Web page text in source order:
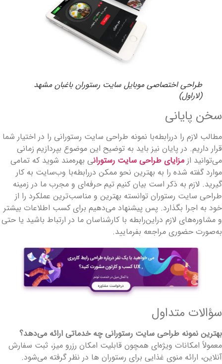
طراحی اختصاصی موبایل سایت رستوران باغبان مشهد
(لاراول)
سخن پایانی
مطالب لازم را دررابطه‌با نمونه طراحی سایت رستورانی را در اختیار شما
قرار داریم. در پایان نیز باید به توضیح این موضوع بپردازیم زمانی
می‌توانید از مزایای طراحی سایت رستورانی بهره‌مند شوید که تمامی
موارد گفته شده را به بهترین نحو ممکن دررابطه‌با وب‌سایت به کار
گیرید. لازم به ذکر است بیان کنیم تیم حرفه‌ای و مجرب ما در زمینه
طراحی سایت رستوران توانسته بهترین و مناسب‌ترین عملکرد را از
خود به اجرا بگذارد. پس پیشنهاد می‌دهیم برای کسب اطلاعات بیشتر
و مشاوره‌های لازم دراین‌رابطه با کارشناسان ما در ارتباط باشید یا حتی
به‌صورت حضوری مراجعه بفرمایید.
سؤالات متداول
بهترین نمونه طراحی سایت رستورانی چه خدماتی ارائه می‌دهد؟
معمولاً امکانات ویژه‌ای همچون قابلیت امکان رزرو میز، ثبت سفارش
آنلاین، ارائه منوی غذایی برای رستوران ها در نظر گرفته می‌شود.